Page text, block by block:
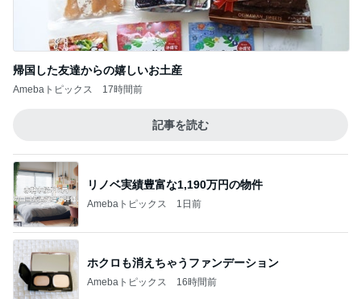
帰国した友達からの嬉しいお土産
Amebaトピックス 17時間前
記事を読む
リノベ実績豊富な1,190万円の物件
Amebaトピックス 1日前
ホクロも消えちゃうファンデーション
Amebaトピックス 16時間前